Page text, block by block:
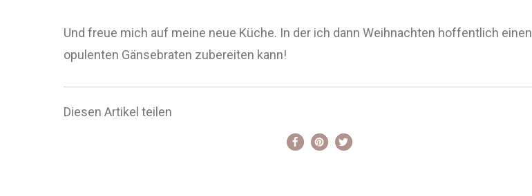
Und freue mich auf meine neue Küche. In der ich dann Weihnachten hoffentlich einen
opulenten Gänsebraten zubereiten kann!
Diesen Artikel teilen